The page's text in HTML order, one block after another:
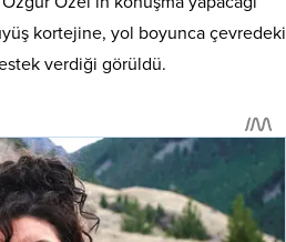
kortejine, yol boyunca çevredeki
verdiği görüldü.